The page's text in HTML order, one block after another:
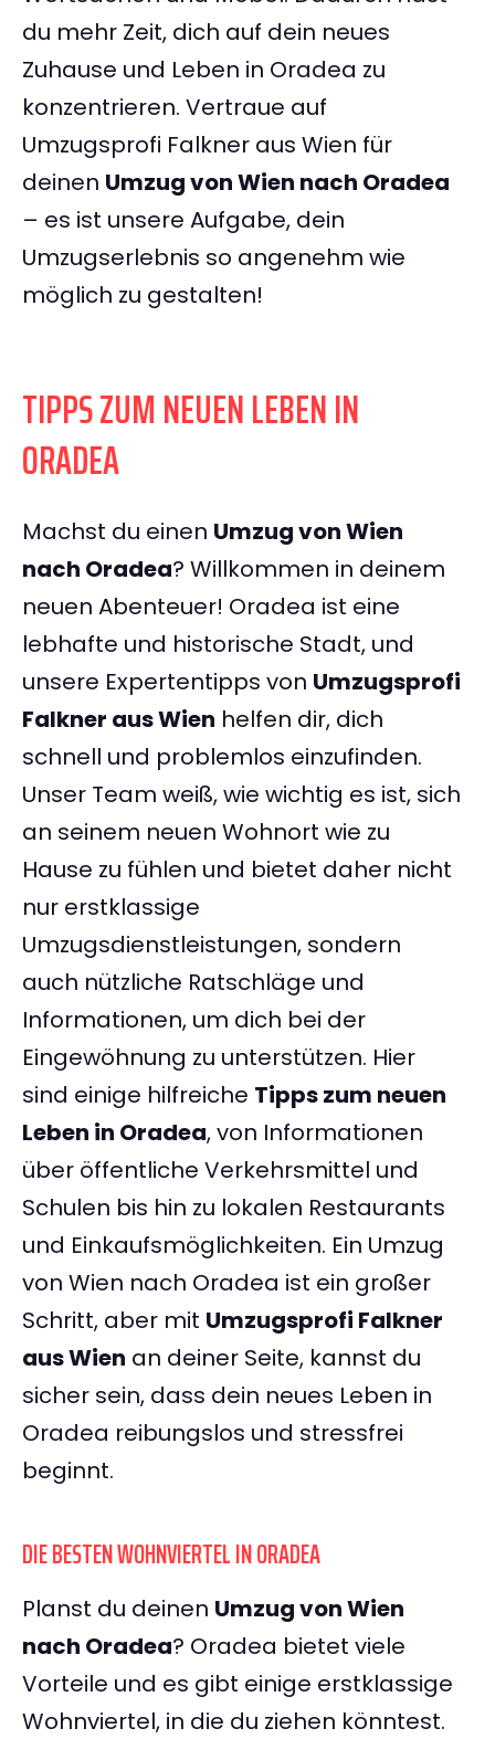
du mehr Zeit, dich auf dein neues
Zuhause und Leben in Oradea zu
konzentrieren. Vertraue auf
Umzugsprofi Falkner aus Wien für
deinen Umzug von Wien nach Oradea
– es ist unsere Aufgabe, dein
Umzugserlebnis so angenehm wie
möglich zu gestalten!
TIPPS ZUM NEUEN LEBEN IN
ORADEA
Machst du einen Umzug von Wien
nach Oradea? Willkommen in deinem
neuen Abenteuer! Oradea ist eine
lebhafte und historische Stadt, und
unsere Expertentipps von Umzugsprofi
Falkner aus Wien helfen dir, dich
schnell und problemlos einzufinden.
Unser Team weiß, wie wichtig es ist, sich
an seinem neuen Wohnort wie zu
Hause zu fühlen und bietet daher nicht
nur erstklassige
Umzugsdienstleistungen, sondern
auch nützliche Ratschläge und
Informationen, um dich bei der
Eingewöhnung zu unterstützen. Hier
sind einige hilfreiche Tipps zum neuen
Leben in Oradea, von Informationen
über öffentliche Verkehrsmittel und
Schulen bis hin zu lokalen Restaurants
und Einkaufsmöglichkeiten. Ein Umzug
von Wien nach Oradea ist ein großer
Schritt, aber mit Umzugsprofi Falkner
aus Wien an deiner Seite, kannst du
sicher sein, dass dein neues Leben in
Oradea reibungslos und stressfrei
beginnt.
DIE BESTEN WOHNVIERTEL IN ORADEA
Planst du deinen Umzug von Wien
nach Oradea? Oradea bietet viele
Vorteile und es gibt einige erstklassige
Wohnviertel, in die du ziehen könntest.